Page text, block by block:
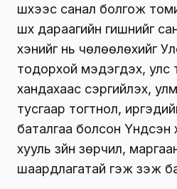
шүүхээс санал болгож
шүүх дараагийн гишүүнийг
хэнийг нь чөлөөлөхийг
тодорхой мэдэгдэх, улс
хандахаас сэргийлэх,
тусгаар тогтнол,
баталгаа болсон Үндсэн
хууль зүйн зөрчил,
шаардлагатай гэж үзэж